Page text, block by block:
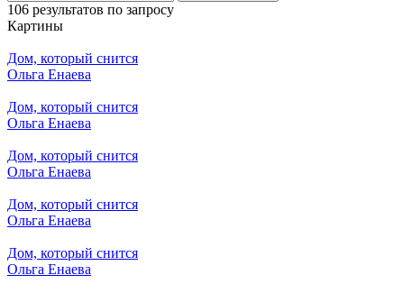
106 результатов по запросу
Картины
Дом, который снится
Ольга Енаева
Дом, который снится
Ольга Енаева
Дом, который снится
Ольга Енаева
Дом, который снится
Ольга Енаева
Дом, который снится
Ольга Енаева